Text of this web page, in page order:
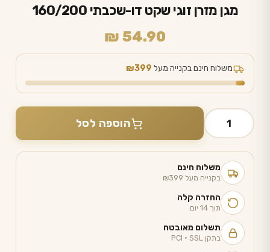
מגן מזרן זוגי שקט דו-שכבתי 160/200
₪ 54.90
משלוח חינם בקנייה מעל ₪399
כמות
של
מגן
מזרן
זוגי
שקט
דו-שכבתי
160/200
הוספה לסל
משלוח חינם
בקנייה מעל ₪399
החזרה קלה
תוך 14 יום
תשלום מאובטח
בתקן PCI · SSL